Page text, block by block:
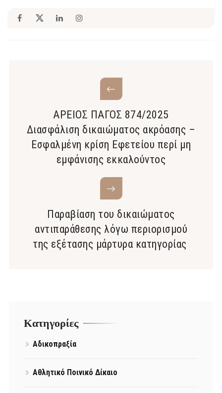
ΑΡΕΙΟΣ ΠΑΓΟΣ 874/2025
Διασφάλιση δικαιώματος ακρόασης –
Εσφαλμένη κρίση Εφετείου περί μη
εμφάνισης εκκαλούντος
Παραβίαση του δικαιώματος
αντιπαράθεσης λόγω περιορισμού
της εξέτασης μάρτυρα κατηγορίας
Kατηγορίες
Αδικοπραξία
Αθλητικό Ποινικό Δίκαιο